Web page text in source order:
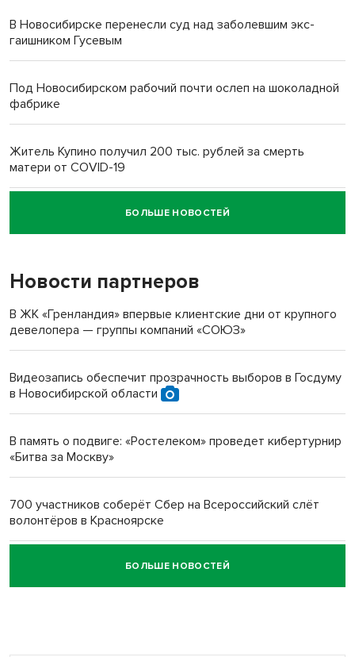
В Новосибирске перенесли суд над заболевшим экс-
гаишником Гусевым
Под Новосибирском рабочий почти ослеп на шоколадной
фабрике
Житель Купино получил 200 тыс. рублей за смерть
матери от COVID-19
Новосибирский суд наказал водителя за смерть
пенсионерки на вокзале
«Мы живём на пастбище!»: в новосибирском селе лошади
терроризируют жителей
Новосибирский преподаватель с женой вошли в топ-16
БОЛЬШЕ НОВОСТЕЙ
Новости партнеров
В ЖК «Гренландия» впервые клиентские дни от крупного
девелопера — группы компаний «СОЮЗ»
Видеозапись обеспечит прозрачность выборов в Госдуму
в Новосибирской области
В память о подвиге: «Ростелеком» проведет кибертурнир
«Битва за Москву»
700 участников соберёт Сбер на Всероссийский слёт
волонтёров в Красноярске
Честный выбор: видеонаблюдение обеспечит
объективность результатов ЕДГ в Новосибирской
БОЛЬШЕ НОВОСТЕЙ